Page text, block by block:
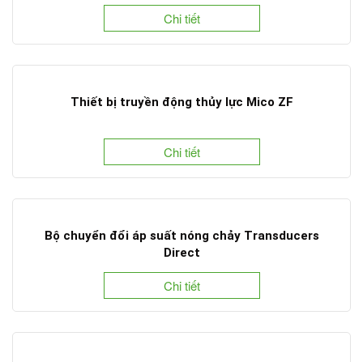
Chi tiết
Thiết bị truyền động thủy lực Mico ZF
Chi tiết
Bộ chuyển đổi áp suất nóng chảy Transducers
Direct
Chi tiết